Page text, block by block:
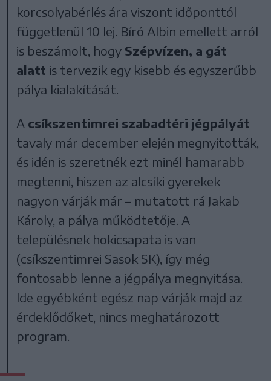
korcsolyabérlés ára viszont időponttól
függetlenül 10 lej. Bíró Albin emellett arról
is beszámolt, hogy Szépvízen, a gát
alatt is tervezik egy kisebb és egyszerűbb
pálya kialakítását.
A csíkszentimrei szabadtéri jégpályát
tavaly már december elején megnyitották,
és idén is szeretnék ezt minél hamarabb
megtenni, hiszen az alcsíki gyerekek
nagyon várják már – mutatott rá Jakab
Károly, a pálya működtetője. A
településnek hokicsapata is van
(csíkszentimrei Sasok SK), így még
fontosabb lenne a jégpálya megnyitása.
Ide egyébként egész nap várják majd az
érdeklődőket, nincs meghatározott
program.